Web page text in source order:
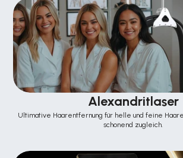
Alexandritlaser
Ultimative Haarentfernung für helle und feine
schonend zugleich.